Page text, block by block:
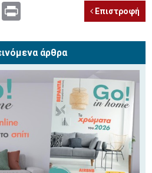
Email Επιστροφή
άρθρα